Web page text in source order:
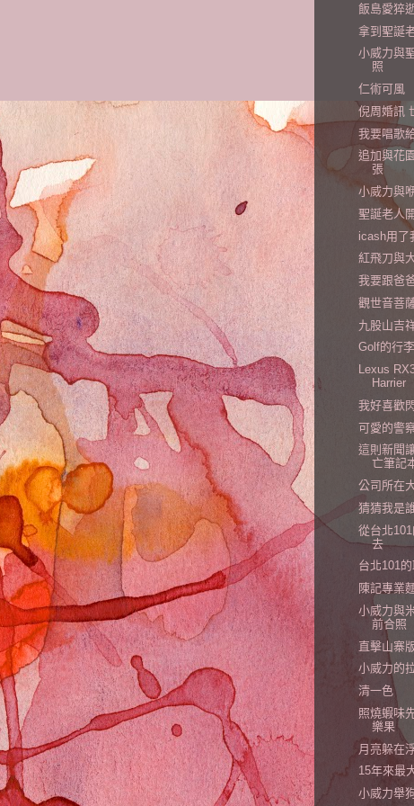
飯島愛猝
拿到聖誕
小威力與
照
仁術可風
倪周婚訊
我要唱歌
追加與花
張
小威力與
聖誕老人
icash用了
紅飛刀與
我要跟爸
觀世音菩
九股山吉
Golf的行
Lexus
Harrier
我好喜歡
可愛的警
這則新聞
亡筆記
公司所在
猜猜我是
從台北
去
台北101
陳記專業
小威力與
前合照
直擊山寨
小威力的
清一色
照燒蝦味
樂果
月亮躲在
15年來最
小威力舉